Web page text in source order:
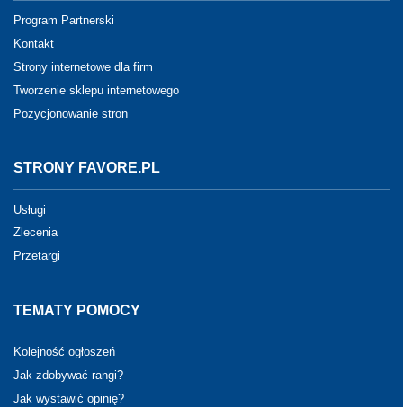
Program Partnerski
Kontakt
Strony internetowe dla firm
Tworzenie sklepu internetowego
Pozycjonowanie stron
STRONY FAVORE.PL
Usługi
Zlecenia
Przetargi
TEMATY POMOCY
Kolejność ogłoszeń
Jak zdobywać rangi?
Jak wystawić opinię?